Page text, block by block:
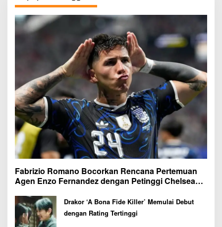
Fabrizio Romano Bocorkan Rencana Pertemuan
Agen Enzo Fernandez dengan Petinggi Chelsea
Drakor ‘A Bona Fide Killer’ Memulai Debut
dengan Rating Tertinggi